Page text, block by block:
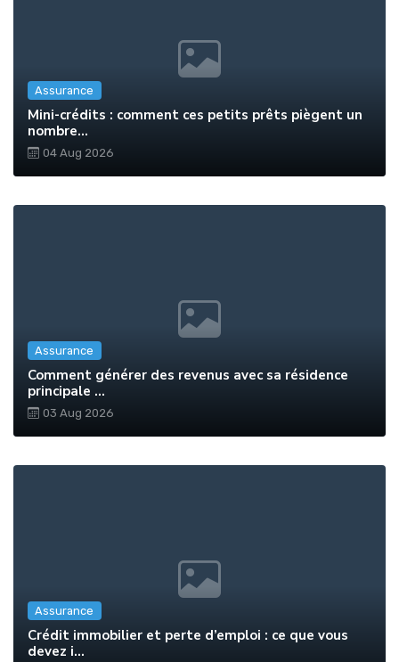
Assurance
Mini-crédits : comment ces petits prêts piègent un
nombre...
04 Aug 2026
Assurance
Comment générer des revenus avec sa résidence
principale ...
03 Aug 2026
Assurance
Crédit immobilier et perte d’emploi : ce que vous
devez i...